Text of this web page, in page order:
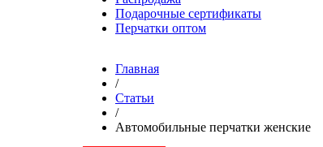
Подарочные сертификаты
Перчатки оптом
Главная
/
Статьи
/
Автомобильные перчатки женские